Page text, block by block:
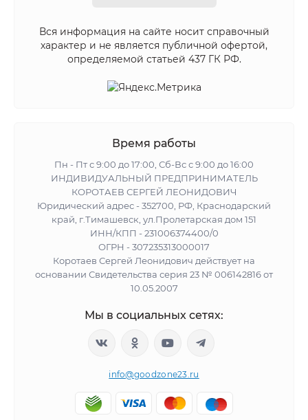
Вся информация на сайте носит справочный
характер и не является публичной офертой,
определяемой статьей 437 ГК РФ.
Время работы
Пн - Пт с 9:00 до 17:00, Сб-Вс с 9:00 до 16:00
ИНДИВИДУАЛЬНЫЙ ПРЕДПРИНИМАТЕЛЬ
КОРОТАЕВ СЕРГЕЙ ЛЕОНИДОВИЧ
Юридический адрес - 352700, РФ, Краснодарский
край, г.Тимашевск, ул.Пролетарская дом 151
ИНН/КПП - 231006374400/0
ОГРН - 307235313000017
Коротаев Сергей Леонидович действует на
основании Свидетельства серия 23 № 006142816 от
10.05.2007
Мы в социальных сетях:
info@goodzone23.ru